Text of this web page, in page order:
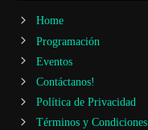
Home
Programación
Eventos
Contáctanos!
Política de Privacidad
Términos y Condiciones